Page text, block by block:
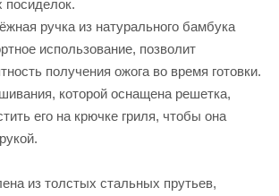
посиделок.
ручка из натурального бамбука
использование, позволит
получения ожога во время готовки.
которой оснащена решетка,
его на крючке гриля, чтобы она
из толстых стальных прутьев,